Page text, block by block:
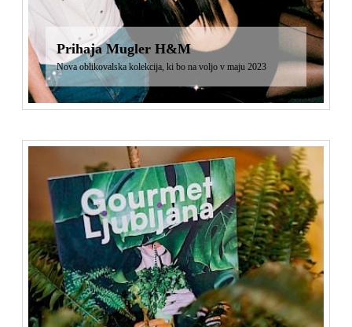
Prihaja Mugler H&M
Nova oblikovalska kolekcija, ki bo na voljo v maju 2023